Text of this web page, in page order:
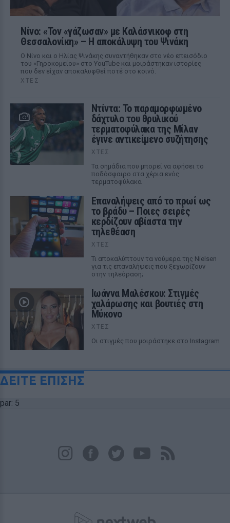
Νίνο: «Τον «γάζωσαν» με Καλάσνικοφ στη
Θεσσαλονίκη» – Η αποκάλυψη του Ψινάκη
Ο Νίνο και ο Ηλίας Ψινάκης συναντήθηκαν στο νέο επεισόδιο
του «Γηροκομείου» στο YouTube και μοιράστηκαν ιστορίες
που δεν είχαν αποκαλυφθεί ποτέ στο κοινό.
ΧΤΕΣ
Ντίντα: Το παραμορφωμένο
δάχτυλο του θρυλικού
τερματοφύλακα της Μίλαν
έγινε αντικείμενο συζήτησης
ΧΤΕΣ
Τα σημάδια που μπορεί να αφήσει το
ποδόσφαιρο στα χέρια ενός
τερματοφύλακα
Επαναλήψεις από το πρωί ως
το βράδυ – Ποιες σειρές
κερδίζουν αβίαστα την
τηλεθέαση
ΧΤΕΣ
Τι αποκαλύπτουν τα νούμερα της Nielsen
για τις επαναλήψεις που ξεχωρίζουν
στην τηλεόραση;
Ιωάννα Μαλέσκου: Στιγμές
χαλάρωσης και βουτιές στη
Μύκονο
ΧΤΕΣ
Οι στιγμές που μοιράστηκε στο Instagram
ΔΕΙΤΕ ΕΠΙΣΗΣ
par: 5